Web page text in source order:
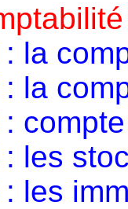
la
la
les
les